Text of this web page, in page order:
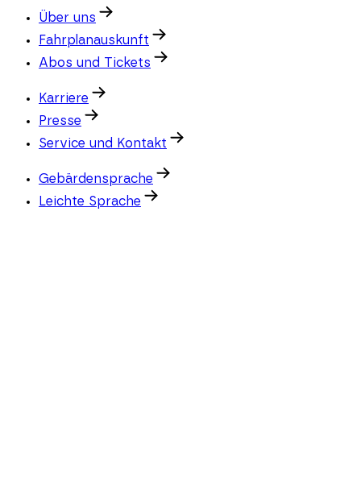
Über uns
Fahrplanauskunft
Abos und Tickets
Karriere
Presse
Service und Kontakt
Gebärdensprache
Leichte Sprache